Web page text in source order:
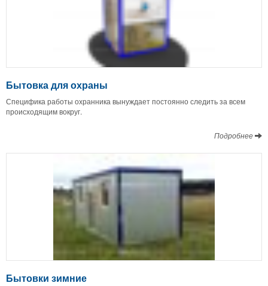
Бытовка для охраны
Специфика работы охранника вынуждает постоянно следить за всем
происходящим вокруг.
Подробнее
Бытовки зимние